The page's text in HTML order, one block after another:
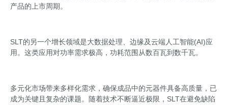
产品的上市周期。
SLT的另一个增长领域是大数据处理、边缘及云端人工智能(AI)应
用。这类应用对功率需求极高，功耗范围从数百瓦到数千瓦。
多元化市场带来多样化需求，确保成品中的元器件具备高质量，已
成为关键且复杂的课题。随着技术不断逼近极限，SLT在避免缺陷